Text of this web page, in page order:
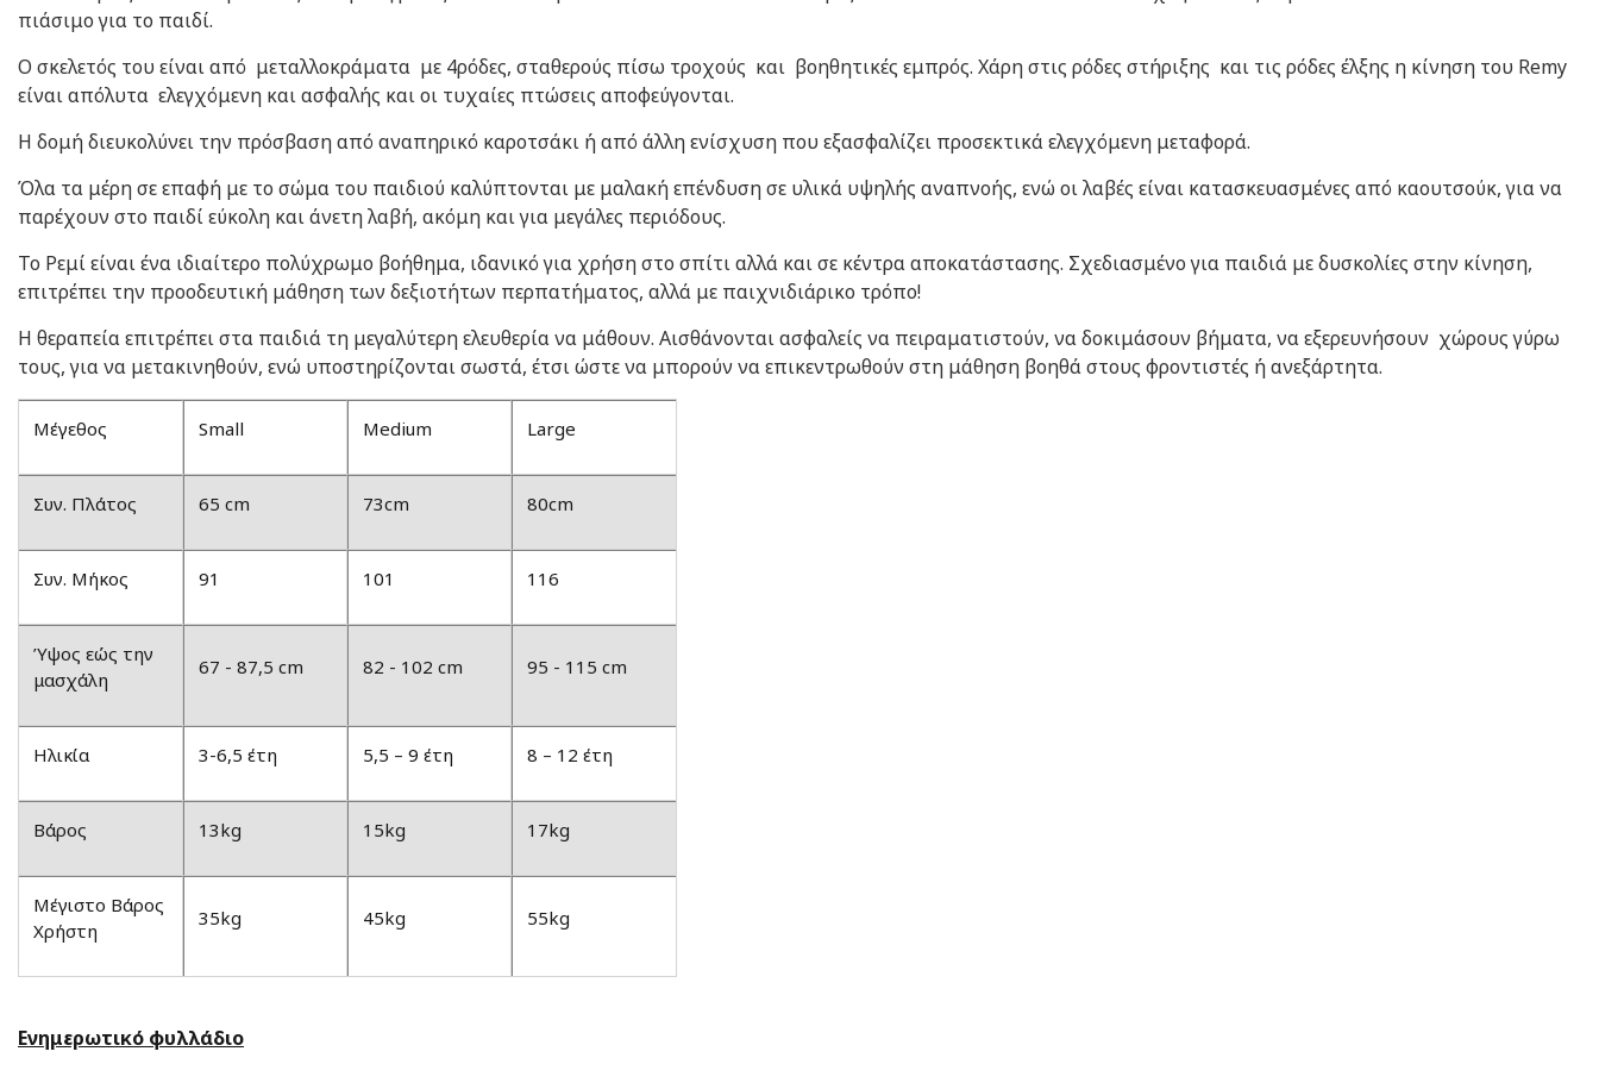
πιάσιμο για το παιδί.
Ο σκελετός του είναι από μεταλλοκράματα με 4ρόδες, σταθερούς πίσω τροχούς και βοηθητικές εμπρός. Χάρη στις ρόδες στήριξης και τις ρόδες έλξης η κίνηση του Remy
είναι απόλυτα ελεγχόμενη και ασφαλής και οι τυχαίες πτώσεις αποφεύγονται.
Η δομή διευκολύνει την πρόσβαση από αναπηρικό καροτσάκι ή από άλλη ενίσχυση που εξασφαλίζει προσεκτικά ελεγχόμενη μεταφορά.
Όλα τα μέρη σε επαφή με το σώμα του παιδιού καλύπτονται με μαλακή επένδυση σε υλικά υψηλής αναπνοής, ενώ οι λαβές είναι κατασκευασμένες από καουτσούκ, για να
παρέχουν στο παιδί εύκολη και άνετη λαβή, ακόμη και για μεγάλες περιόδους.
Το Ρεμί είναι ένα ιδιαίτερο πολύχρωμο βοήθημα, ιδανικό για χρήση στο σπίτι αλλά και σε κέντρα αποκατάστασης. Σχεδιασμένο για παιδιά με δυσκολίες στην κίνηση,
επιτρέπει την προοδευτική μάθηση των δεξιοτήτων περπατήματος, αλλά με παιχνιδιάρικο τρόπο!
Η θεραπεία επιτρέπει στα παιδιά τη μεγαλύτερη ελευθερία να μάθουν. Αισθάνονται ασφαλείς να πειραματιστούν, να δοκιμάσουν βήματα, να εξερευνήσουν χώρους γύρω
τους, για να μετακινηθούν, ενώ υποστηρίζονται σωστά, έτσι ώστε να μπορούν να επικεντρωθούν στη μάθηση βοηθά στους φροντιστές ή ανεξάρτητα.
Μέγεθος Small Medium Large
Συν. Πλάτος 65 cm 73cm 80cm
Συν. Μήκος 91 101 116
Ύψος εώς την
μασχάλη
67 - 87,5 cm 82 - 102 cm 95 - 115 cm
Ηλικία 3-6,5 έτη 5,5 – 9 έτη 8 – 12 έτη
Βάρος 13kg 15kg 17kg
Μέγιστο Βάρος
Χρήστη
35kg 45kg 55kg
Ενημερωτικό φυλλάδιο